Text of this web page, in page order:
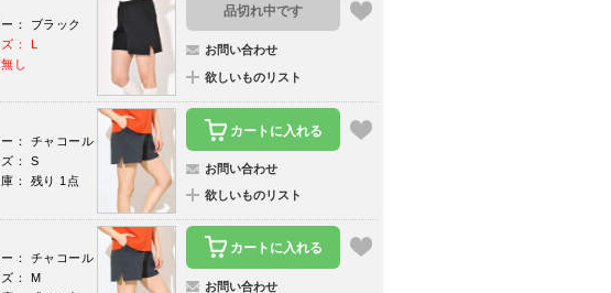
： ブラック
： L
し
品切れ中です
お問い合わせ
欲しいものリスト
： チャコール
： S
： 残り 1点
カートに入れる
お問い合わせ
欲しいものリスト
： チャコール
： M
カートに入れる
お問い合わせ